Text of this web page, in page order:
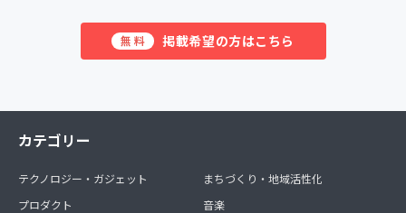
無料 掲載希望の方はこちら
カテゴリー
テクノロジー・ガジェット
プロダクト
まちづくり・地域活性化
音楽